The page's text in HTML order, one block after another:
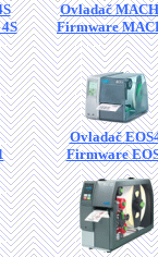
Ovladač
Firmware
Ovladač
Firmware